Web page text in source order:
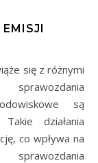
są
działania
co wpływa na